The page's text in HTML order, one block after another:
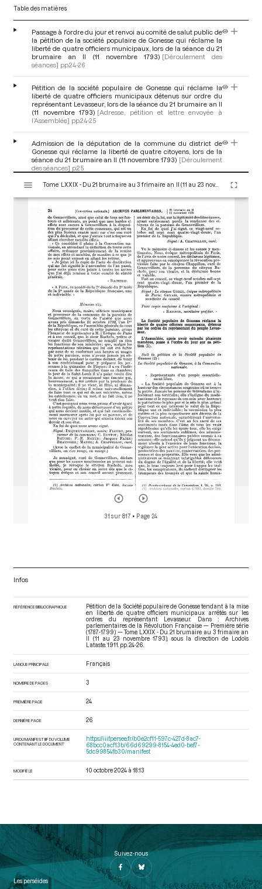
Table des matières
Passage à l'ordre du jour et renvoi au comité de salut public de
la pétition de la société populaire de Gonesse qui réclame la
liberté de quatre officiers municipaux, lors de la séance du 21
brumaire an II (11 novembre 1793) [Déroulement des
séances] pp.24-26
Pétition de la société populaire de Gonesse qui réclame la
liberté de quatre officiers municipaux détenus sur ordre du
représentant Levasseur, lors de la séance du 21 brumaire an II
(11 novembre 1793) [Adresse, pétition et lettre envoyée à
l’Assemblée] pp.24-25
Admission de la députation de la commune du district de
Gonesse qui réclame la liberté de quatre citoyens, lors de la
séance du 21 brumaire an II (11 novembre 1793) [Déroulement
des séances] p.25
Motion de Levasseur (de la Sarthe) demandant le renvoi au
comité de salut public de la pétition de la société populaire de
lors de la séance du 21 brumaire an II (11 novembre 1793)
[Motion et motion d'ordre] pp.25-26
René Levasseur
s
Tome LXXIX - Du 21 brumaire au 3 frimaire an II (11 au 23 novembre 1793)
31 sur 817 • Page 24
Infos
RÉFÉRENCE BIBLIOGRAPHIQUE
Pétition de la Société populaire de Gonesse tendant à la mise
en liberté de quatre officiers municipaux arrêtés sur les
ordres du représentant Levasseur. Dans : Archives
parlementaires de la Révolution Française — Première série
(1787-1799) — Tome LXXIX - Du 21 brumaire au 3 frimaire an
II (11 au 23 novembre 1793) , sous la direction de Lodoïs
Lataste. 1911. pp. 24-26.
LANGUE PRINCIPALE Français
NOMBRE DE PAGES 3
PREMIÈRE PAGE 24
DERNIÈRE PAGE 26
URI DU MANIFEST IIIF DU VOLUME
CONTENANT LE DOCUMENT
https://iiif.persee.fr/b0e2cf11-597c-427d-8ac7-
68bcc0acf13b/66d69299-8154-4ed0-bef7-
5dc99854fb30/manifest
MODIFIÉ LE 10 octobre 2024 à 18:13
Suivez-nous
Les perséides